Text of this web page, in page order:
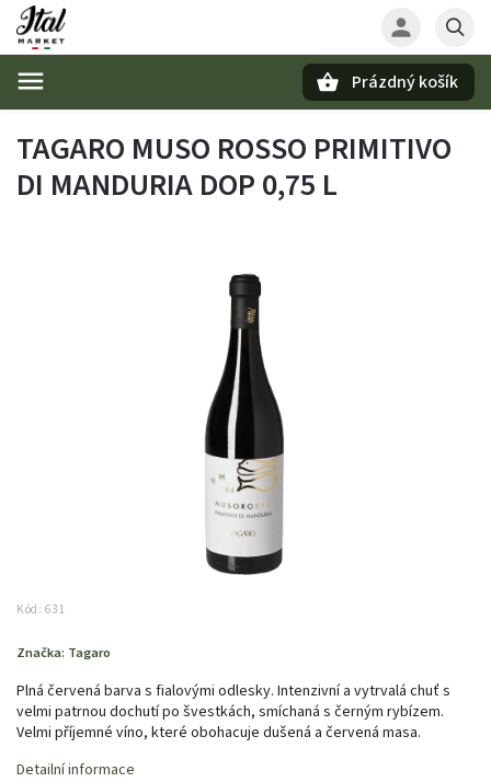
Prázdný košík
TAGARO MUSO ROSSO PRIMITIVO
DI MANDURIA DOP 0,75 L
Kód: 631
Značka: Tagaro
Plná červená barva s fialovými odlesky. Intenzivní a vytrvalá chuť s
velmi patrnou dochutí po švestkách, smíchaná s černým rybízem.
Velmi příjemné víno, které obohacuje dušená a červená masa.
Detailní informace